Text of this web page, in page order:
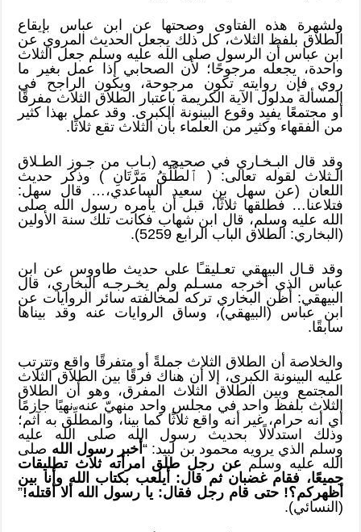
ولشهرة هذه الفتاوى وصحتها عن ابن عباس بإيقاع
الطلاق بلفظ الثلاث، كل ذلك يجعل الحديث المروي عن
ابن عباس أن الرسول صلى الله عليه وسلم جعل الثلاث
واحدة، يجعله مرجوحًا؛ لأن الصحابي إذا عمل بغير ما
روي فإن روايته تكون مرجوحة، ويكون الراجح في
المسألة مدلول الآية الكريمة باعتبار الطلاق الثلاث مفرقًا
أو مجتمعًا يفيد وقوع البينونة الكبرى. وقد عمل بهذا كثير
من الفقهاء وكثير من العلماء بأن الثلاث تقع ثلاثًا.
وقد قال البـخـاري في صحيحه (بـاب من جـوز الطـلاق
الـثلاث لقوله تعالى: ( ٱلطَّلَٰقُ مَرَّتَانِ ) وذكر حديث
اللعان (عن سهل بن سعيد الساعدي،… قال سهل:
فتلاعنا… فطلقها ثلاثًا، قبل أن يأمره رسول الله صلى
الله عليه وسلم، قال ابن شهاب فكانت تلك سنة الأولين
(البخاري: الطلاق الباب الرابع 5259).
وقد قـال البيهقي تعـليقـًا على حديث طاووس عن ابن
عباس الذي أخرجه مسـلم ولم يخـرجـه البخاري، قال
البيهقي: أظن البخاري تركه لمخالفته سائر الروايات عن
ابن عباس (البيهقي)، وساق الروايات عنه وقد بيناها
سابقًا.
والخلاصة أن الطلاق الثلاث جملةً أو متفرقًا واقع وتترتب
عليه البينونة الكبرى، إلا أن هناك فرقًا بين الطلاق الثلاث
المجتمع وبين الطلاق الثلاث المفرق، وهو أن الطلاق
الثلاث بلفظ واحد في مجلس واحد منهيّ عنه نهيًا جازمًا
أي أنه حرام، غير أنه واقع ثلاثًا كما بينا، والمطلِّق به آثم؛
وذلك استدلالًا بحديث رسول الله صلى الله عليه
وسلم الذي يرويه محمود بن لبيد: “أخبر رسول الله صلى
الله عليه وسلم عن رجل طلق امرأته ثلاث تطليقات
جميعًا، فقام غضبان ثم قال: أيلعب بكتاب الله وأنا بين
أظهركم؟! حتى قام رجل فقال: يا رسول الله ألا أقتله!”
(النسائي).